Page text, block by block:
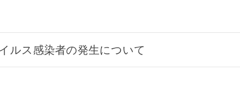
ルス感染者の発生について